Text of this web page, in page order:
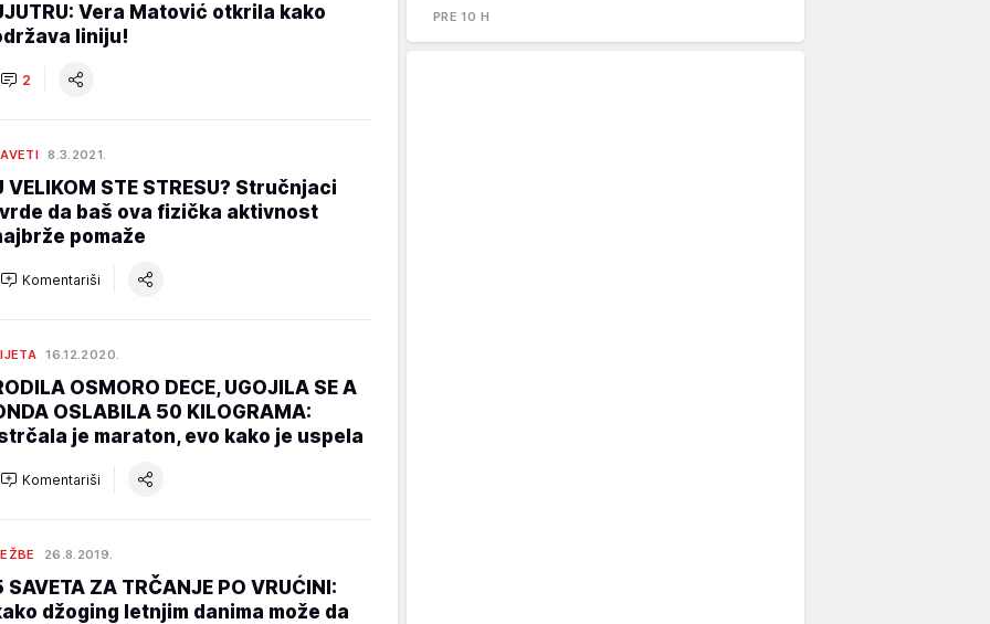
Vera Matović otkrila kako
liniju!
2
8.3.2021.
VELIKOM STE STRESU? Stručnjaci
da baš ova fizička aktivnost
pomaže
Komentariši
16.12.2020.
OSMORO DECE, UGOJILA SE A
OSLABILA 50 KILOGRAMA:
je maraton, evo kako je uspela
Komentariši
26.8.2019.
SAVETA ZA TRČANJE PO VRUĆINI:
džoging letnjim danima može da
PRE 10 H